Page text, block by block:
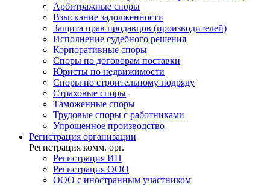
Арбитражные споры
Взыскание задолженности
Защита прав продавцов (производителей)
Исполнение судебного решения
Корпоративные споры
Споры по договорам поставки
Юристы по недвижимости
Споры по строительному подряду
Страховые споры
Таможенные споры
Трудовые споры с работниками
Упрощенное производство
Регистрация организации
Регистрация комм. орг.
Регистрация ИП
Регистрация ООО
ООО с иностранным участником